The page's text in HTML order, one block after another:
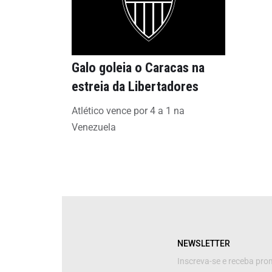
Galo goleia o Caracas na
estreia da Libertadores
Atlético vence por 4 a 1 na
Venezuela
NEWSLETTER
Inscreva-se e receba